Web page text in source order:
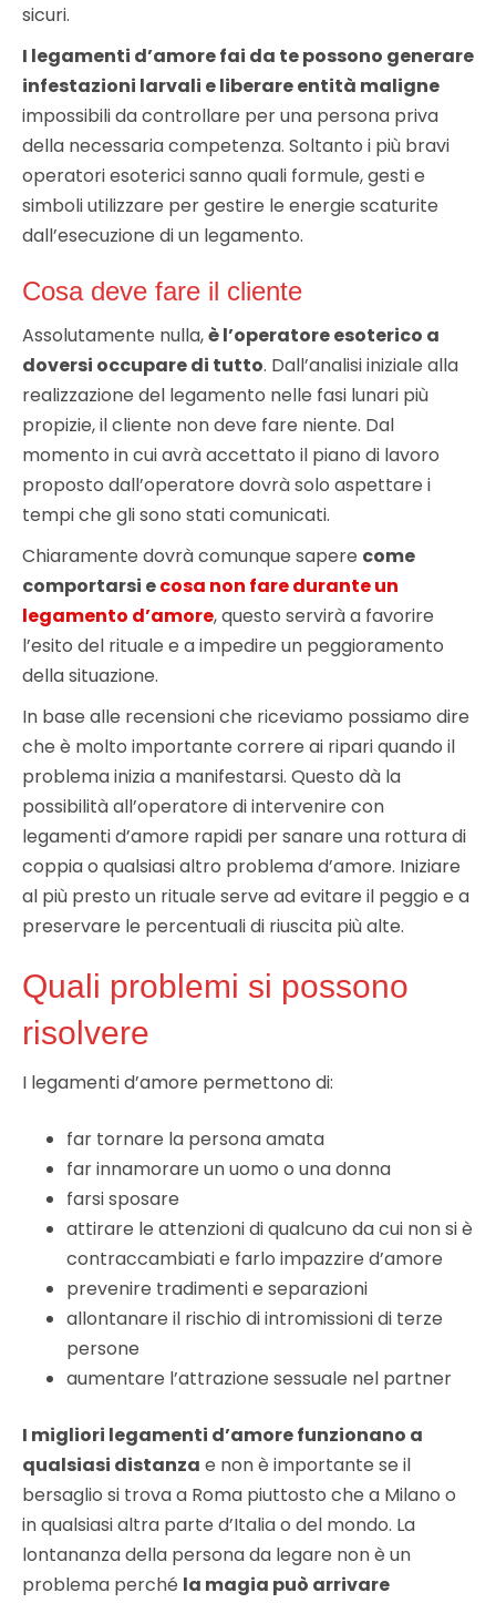
sicuri.
I legamenti d’amore fai da te possono generare
infestazioni larvali e liberare entità maligne
impossibili da controllare per una persona priva
della necessaria competenza. Soltanto i più bravi
operatori esoterici sanno quali formule, gesti e
simboli utilizzare per gestire le energie scaturite
dall’esecuzione di un legamento.
Cosa deve fare il cliente
Assolutamente nulla,è l’operatore esoterico a
doversi occupare di tutto. Dall’analisi iniziale alla
realizzazione del legamento nelle fasi lunari più
propizie, il cliente non deve fare niente. Dal
momento in cui avrà accettato il piano di lavoro
proposto dall’operatore dovrà solo aspettare i
tempi che gli sono stati comunicati.
Chiaramente dovrà comunque sapere come
comportarsi ecosa non fare durante un
legamento d’amore, questo servirà a favorire
l’esito del rituale e a impedire un peggioramento
della situazione.
In base alle recensioni che riceviamo possiamo dire
che è molto importante correre ai ripari quando il
problema inizia a manifestarsi. Questo dà la
possibilità all’operatore di intervenire con
legamenti d’amore rapidi per sanare una rottura di
coppia o qualsiasi altro problema d’amore. Iniziare
al più presto un rituale serve ad evitare il peggio e a
preservare le percentuali di riuscita più alte.
Quali problemi si possono
risolvere
I legamenti d’amore permettono di:
far tornare la persona amata
far innamorare un uomo o una donna
farsi sposare
attirare le attenzioni di qualcuno da cui non si è
contraccambiati e farlo impazzire d’amore
prevenire tradimenti e separazioni
allontanare il rischio di intromissioni di terze
persone
aumentare l’attrazione sessuale nel partner
I migliori legamenti d’amore funzionano a
qualsiasi distanza e non è importante se il
bersaglio si trova a Roma piuttosto che a Milano o
in qualsiasi altra parte d’Italia o del mondo. La
lontananza della persona da legare non è un
problema perché la magia può arrivare